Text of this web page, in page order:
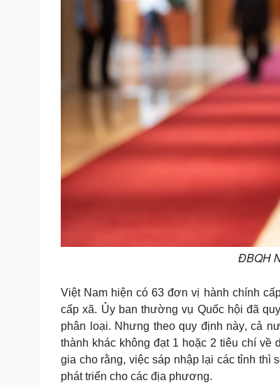
ĐBQH
Việt Nam hiện có 63 đơn vị hành chính
cấp xã. Ủy ban thường vụ Quốc hội đã
phân loại. Nhưng theo quy định này, cả
thành khác không đạt 1 hoặc 2 tiêu chí về
gia cho rằng, việc sáp nhập lại các tỉnh thì
phát triển cho các địa phương.